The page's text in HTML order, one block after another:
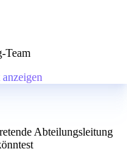
Team
Abteilungsleitung